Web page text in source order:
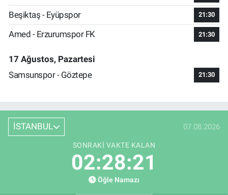
Beşiktaş - Eyüpspor 21:30
Amed - Erzurumspor FK 21:30
17 Ağustos, Pazartesi
Samsunspor - Göztepe
21:30
İSTANBUL 07.08.2026
SONRAKI VAKTE KALAN
02:28:21
Öğle Namazı